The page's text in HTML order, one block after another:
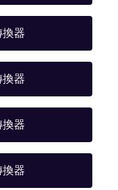
換器
換器
換器
換器